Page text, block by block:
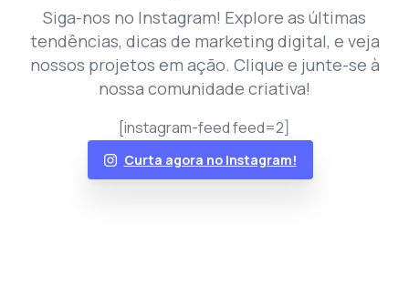
Siga-nos no Instagram! Explore as últimas
tendências, dicas de marketing digital, e veja
nossos projetos em ação. Clique e junte-se à
nossa comunidade criativa!
[instagram-feed feed=2]
Curta agora no Instagram!